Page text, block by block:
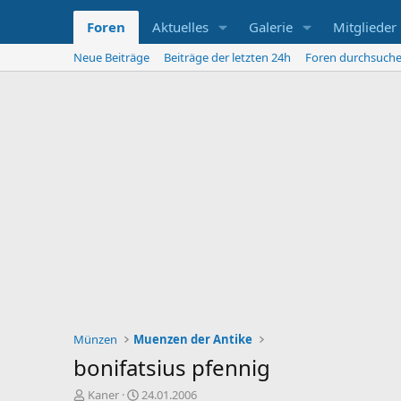
Foren Aktuelles Galerie Mitglieder
Neue Beiträge Beiträge der letzten 24h Foren
Münzen Muenzen der Antike
bonifatsius pfennig
E
Kaner
E
24.01.2006